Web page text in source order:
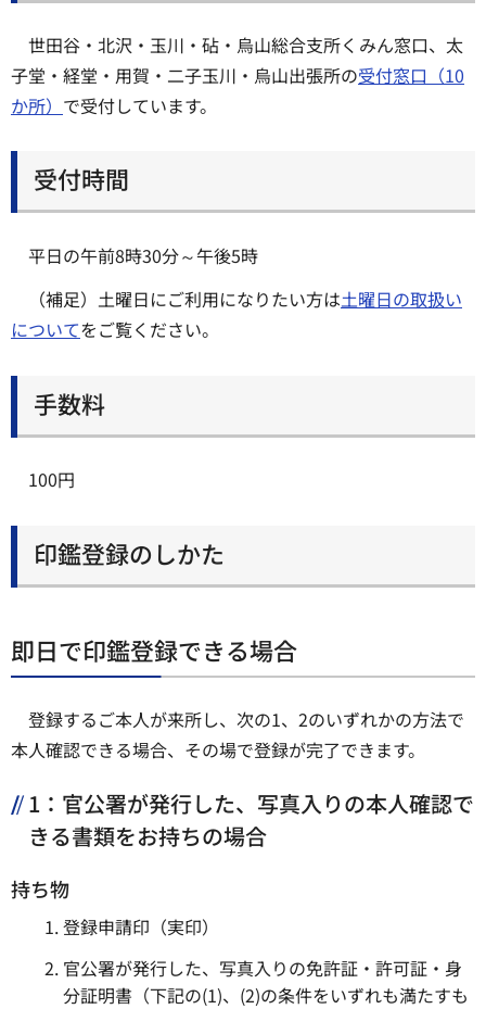
世田谷・北沢・玉川・砧・烏山総合支所くみん窓口、太
子堂・経堂・用賀・二子玉川・烏山出張所の受付窓口（10
か所） で受付しています。
受付時間
平日の午前8時30分～午後5時
（補足）土曜日にご利用になりたい方は土曜日の取扱い
についてをご覧ください。
手数料
100円
印鑑登録のしかた
即日で印鑑登録できる場合
登録するご本人が来所し、次の1、2のいずれかの方法で
本人確認できる場合、その場で登録が完了できます。
1：官公署が発行した、写真入りの本人確認で
きる書類をお持ちの場合
持ち物
登録申請印（実印）
官公署が発行した、写真入りの免許証・許可証・身
分証明書（下記の(1)、(2)の条件をいずれも満たすも